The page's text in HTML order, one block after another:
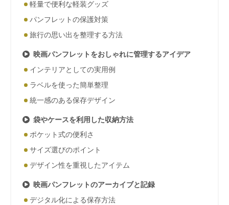
軽量で便利な軽装グッズ
パンフレットの保護対策
旅行の思い出を整理する方法
映画パンフレットをおしゃれに管理するアイデア
インテリアとしての実用例
ラベルを使った簡単整理
統一感のある保存デザイン
袋やケースを利用した収納方法
ポケット式の便利さ
サイズ選びのポイント
デザイン性を重視したアイテム
映画パンフレットのアーカイブと記録
デジタル化による保存方法